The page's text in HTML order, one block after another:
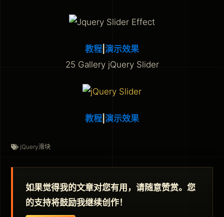
教程 演示效果
25 Gallery jQuery Slider
教程 演示效果
jQuery滑块
如果觉得我的文章对您有用，请随意赞赏。您
的支持将鼓励我继续创作！